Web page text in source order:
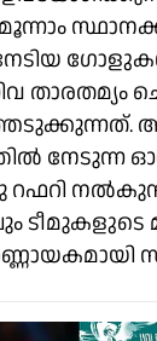
നേടുന്ന
റഫറി